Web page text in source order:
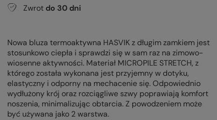
Zwrot do 30 dni
Nowa bluza termoaktywna HASVIK z długim zamkiem jest
stosunkowo ciepła i sprawdzi się w sam raz na zimowo-
wiosenne aktywności. Materiał MICROPILE STRETCH, z
którego została wykonana jest przyjemny w dotyku,
elastyczny i odporny na mechacenie się. Odpowiednio
wydłużony krój oraz rozciągliwe szwy poprawiają komfort
noszenia, minimalizując obtarcia. Z powodzeniem może
być używana jako 2 warstwa.